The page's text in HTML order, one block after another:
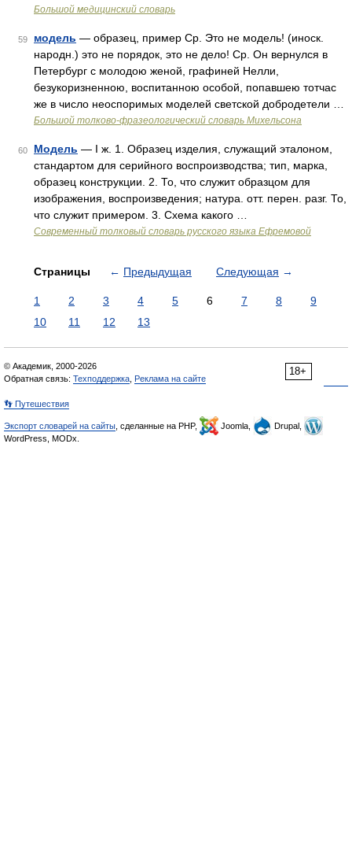
Большой медицинский словарь
59 модель — образец, пример Ср. Это не модель! (иноск.
народн.) это не порядок, это не дело! Ср. Он вернулся в
Петербург с молодою женой, графиней Нелли,
безукоризненною, воспитанною особой, попавшею тотчас
же в число неоспоримых моделей светской добродетели …
Большой толково-фразеологический словарь Михельсона
60 Модель — I ж. 1. Образец изделия, служащий эталоном,
стандартом для серийного воспроизводства; тип, марка,
образец конструкции. 2. То, что служит образцом для
изображения, воспроизведения; натура. отт. перен. разг. То,
что служит примером. 3. Схема какого …
Современный толковый словарь русского языка Ефремовой
Страницы ← Предыдущая Следующая →
1 2 3 4 5 6 7 8
9
10
11 12 13
18+
© Академик, 2000-2026
Обратная связь: Техподдержка Реклама на сайте
👣 Путешествия
Экспорт словарей на сайты , сделанные на PHP, Joomla,
Drupal,
WordPress, MODx.